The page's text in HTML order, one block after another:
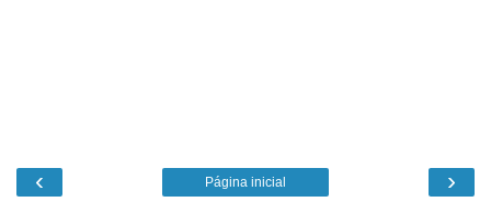
‹ ›
Página inicial